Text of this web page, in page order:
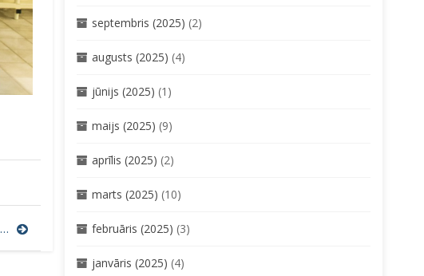
“YOUNG STARS 2018” sudrabs jūrmalniekam Mārtiņam Ieviņam.
septembris (2025) (2)
augusts (2025) (4)
jūnijs (2025) (1)
maijs (2025) (9)
aprīlis (2025) (2)
marts (2025) (10)
februāris (2025) (3)
janvāris (2025) (4)